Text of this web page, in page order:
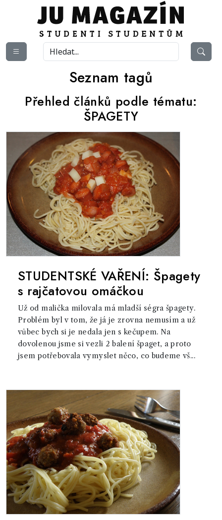
Seznam tagů
Přehled článků podle tématu:
ŠPAGETY
STUDENTSKÉ VAŘENÍ: Špagety
s rajčatovou omáčkou
Už od malička milovala má mladší ségra špagety.
Problém byl v tom, že já je zrovna nemusím a už
vůbec bych si je nedala jen s kečupem. Na
dovolenou jsme si vezli 2 balení špaget, a proto
jsem potřebovala vymyslet něco, co budeme vš...